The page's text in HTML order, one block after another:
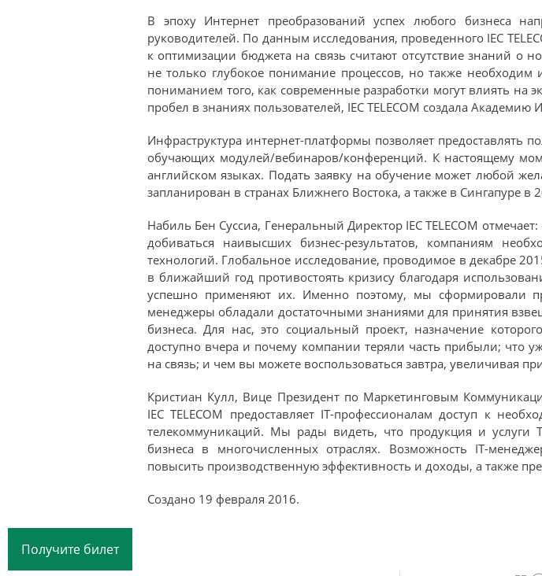
В эпоху Интернет преобразований успех любого бизнеса
руководителей. По данным исследования, проведенного IEC
к оптимизации бюджета на связь считают отсутствие знаний о
не только глубокое понимание процессов, но также
пониманием того, как современные разработки могут влиять на
пробел в знаниях пользователей, IEC TELECOM создала Академию
Инфраструктура интернет-платформы позволяет
обучающих модулей/вебинаров/конференций. К настоящему
английском языках. Подать заявку на обучение может любой
запланирован в странах Ближнего Востока, а также в Сингапуре в
Набиль Бен Суссиа, Генеральный Директор IEC TELECOM
добиваться наивысших бизнес-результатов, компаниям
технологий. Глобальное исследование, проводимое в декабре
в ближайший год противостоять кризису благодаря
успешно применяют их. Именно поэтому, мы сформировали
менеджеры обладали достаточными знаниями для принятия
бизнеса. Для нас, это социальный проект, назначение
доступно вчера и почему компании теряли часть прибыли; что
на связь; и чем вы можете воспользоваться завтра, увеличивая
Кристиан Кулл, Вице Президент по Маркетинговым
IEC TELECOM предоставляет IT-профессионалам доступ к
телекоммуникаций. Мы рады видеть, что продукция и услуги
бизнеса в многочисленных отраслях. Возможность IT-
повысить производственную эффективность и доходы, а также
Создано 19 февраля 2016.
Получите билет